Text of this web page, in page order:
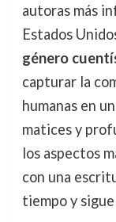
autoras más
Estados
género
capturar la
humanas en
matices y
los aspectos
con una
tiempo y